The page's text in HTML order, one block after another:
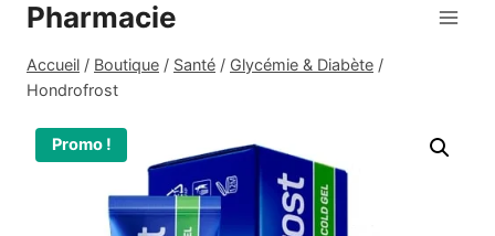
Aller
contenu
Pharmacie
Accueil / Boutique / Santé / Glycémie & Diabète /
Hondrofrost
Promo !